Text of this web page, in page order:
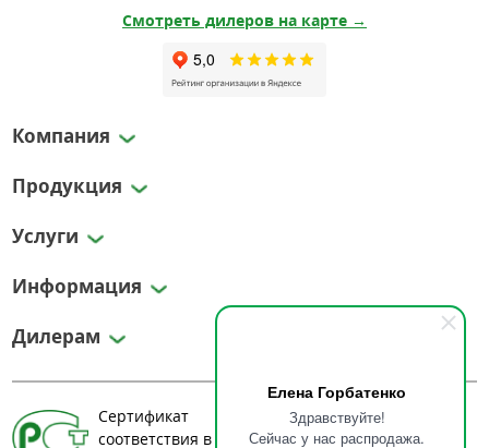
Елена Горбатенко
Здравствуйте!
Сейчас у нас распродажа.
Смотреть дилеров на карте →
Компания
Продукция
Услуги
Информация
Дилерам
Сертификат
соответствия в системе